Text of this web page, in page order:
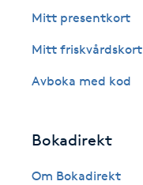
Enzympeeling
Extensions
Eyeliner-tatuering
Mitt presentkort
Mitt friskvårdskort
Avboka med kod
Bokadirekt
Om Bokadirekt